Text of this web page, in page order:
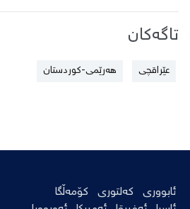
تاگەکان
عێراقچی هەرێمی-کوردستان
ئابووری کەلتوری
کۆمەڵگا